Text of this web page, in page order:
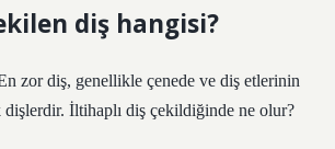
diş hangisi?
zor diş, genellikle çenede ve diş etlerinin
dişlerdir. İltihaplı diş çekildiğinde ne olur?